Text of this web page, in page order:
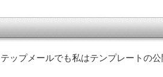
ップメールでも私はテンプレートの